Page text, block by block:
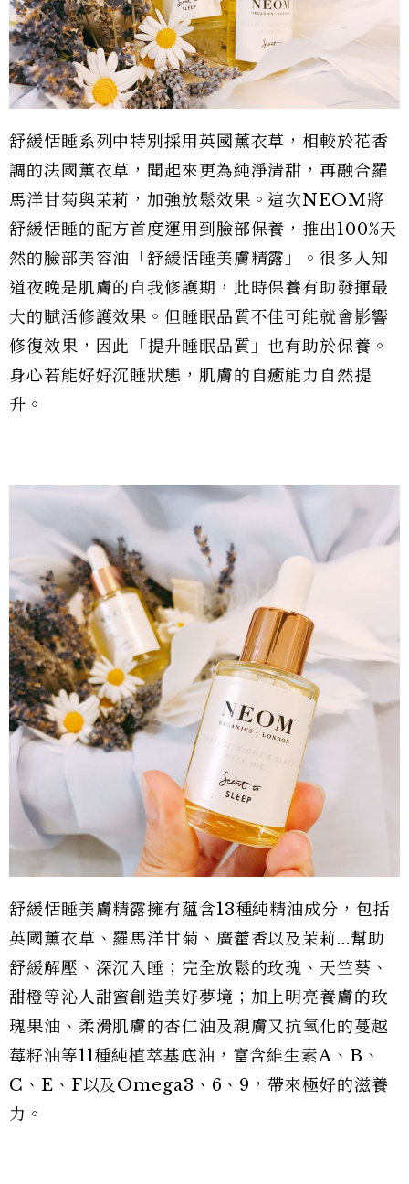
舒緩恬睡系列中特別採用英國薰衣草，相較於花香
調的法國薰衣草，聞起來更為純淨清甜，再融合羅
馬洋甘菊與茉莉，加強放鬆效果。這次NEOM將
舒緩恬睡的配方首度運用到臉部保養，推出100%天
然的臉部美容油「舒緩恬睡美膚精露」。很多人知
道夜晚是肌膚的自我修護期，此時保養有助發揮最
大的賦活修護效果。但睡眠品質不佳可能就會影響
修復效果，因此「提升睡眠品質」也有助於保養。
身心若能好好沉睡狀態，肌膚的自癒能力自然提
升。
舒緩恬睡美膚精露擁有蘊含13種純精油成分，包括
英國薰衣草、羅馬洋甘菊、廣藿香以及茉莉...幫助
舒緩解壓、深沉入睡；完全放鬆的玫瑰、天竺葵、
甜橙等沁人甜蜜創造美好夢境；加上明亮養膚的玫
瑰果油、柔滑肌膚的杏仁油及親膚又抗氧化的蔓越
莓籽油等11種純植萃基底油，富含維生素A、B、
C、E、F以及Omega3、6、9，帶來極好的滋養
力。